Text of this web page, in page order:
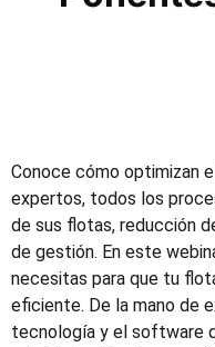
Conoce cómo optimizan
expertos, todos los
de sus flotas, reducción
de gestión. En este
necesitas para que tu
eficiente. De la mano de
tecnología y el software